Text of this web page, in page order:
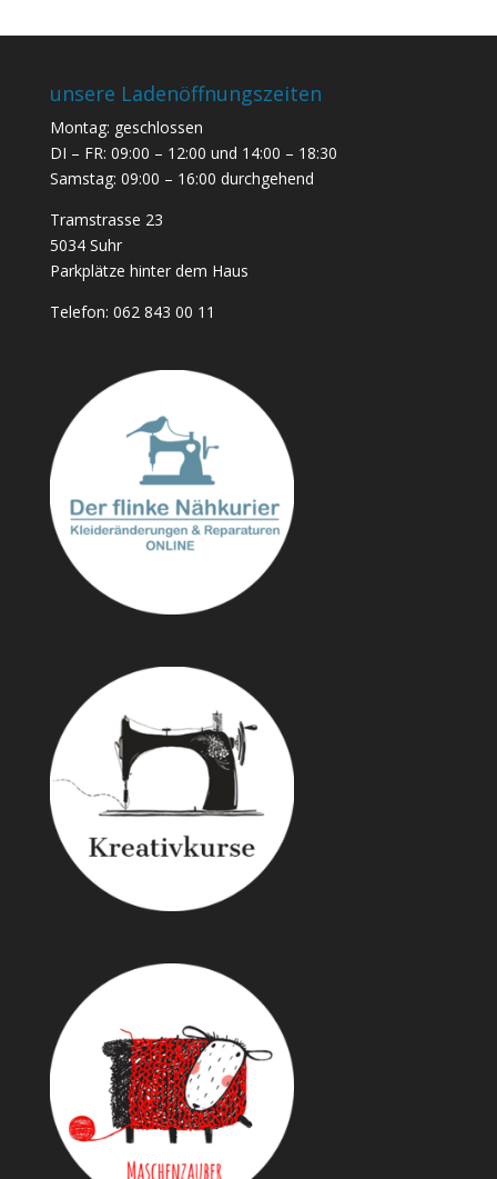
unsere Ladenöffnungszeiten
Montag: geschlossen
DI – FR: 09:00 – 12:00 und 14:00 – 18:30
Samstag: 09:00 – 16:00 durchgehend
Tramstrasse 23
5034 Suhr
Parkplätze hinter dem Haus
Telefon: 062 843 00 11